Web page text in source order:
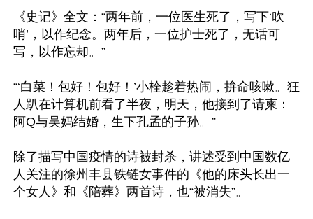
《史记》全文：“两年前，一位医生死了，写下‘吹
哨’，以作纪念。两年后，一位护士死了，无话可
写，以作忘却。”
“‘白菜！包好！包好！’小栓趁着热闹，拚命咳嗽。狂
人趴在计算机前看了半夜，明天，他接到了请柬：
阿Q与吴妈结婚，生下孔孟的子孙。”
除了描写中国疫情的诗被封杀，讲述受到中国数亿
人关注的徐州丰县铁链女事件的《他的床头长出一
个女人》和《陪葬》两首诗，也“被消失”。